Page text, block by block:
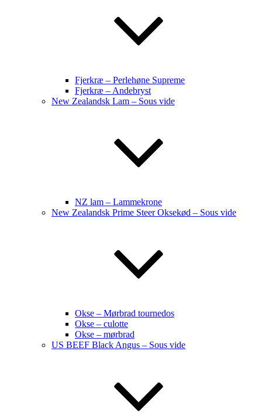
Fjerkræ – Perlehøne Supreme
Fjerkræ – Andebryst
New Zealandsk Lam – Sous vide
NZ lam – Lammekrone
New Zealandsk Prime Steer Oksekød – Sous vide
Okse – Mørbrad tournedos
Okse – culotte
Okse – mørbrad
US BEEF Black Angus – Sous vide